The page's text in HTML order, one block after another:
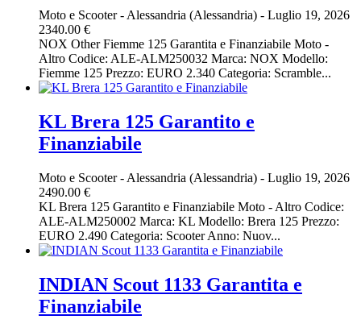
Moto e Scooter- Alessandria (Alessandria) - Luglio 19, 2026
2340.00 €
NOX Other Fiemme 125 Garantita e Finanziabile Moto -
Altro Codice: ALE-ALM250032 Marca: NOX Modello:
Fiemme 125 Prezzo: EURO 2.340 Categoria: Scramble...
KL Brera 125 Garantito e
Finanziabile
Moto e Scooter- Alessandria (Alessandria) - Luglio 19, 2026
2490.00 €
KL Brera 125 Garantito e Finanziabile Moto - Altro Codice:
ALE-ALM250002 Marca: KL Modello: Brera 125 Prezzo:
EURO 2.490 Categoria: Scooter Anno: Nuov...
INDIAN Scout 1133 Garantita e
Finanziabile